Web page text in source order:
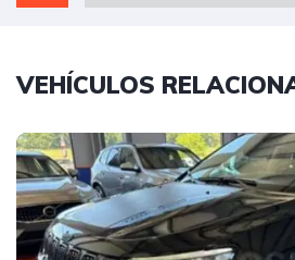
VEHÍCULOS